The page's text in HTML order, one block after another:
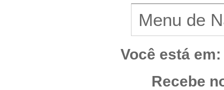
Você está em:
Recebe